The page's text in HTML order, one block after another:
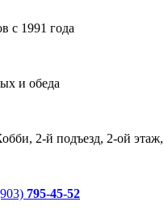
с 1991 года
и обеда
2-й подъезд, 2-ой
795-45-52